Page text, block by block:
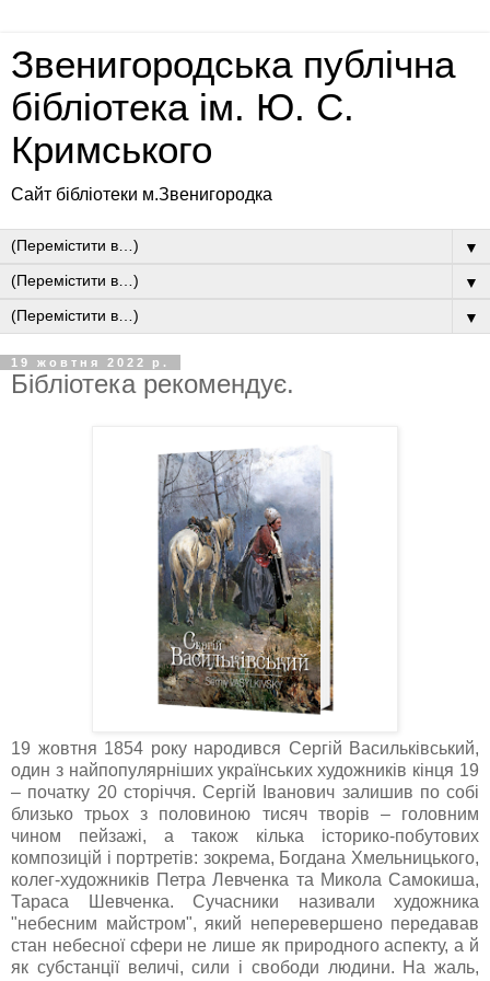
Звенигородська публічна
бібліотека ім. Ю. С.
Кримського
Сайт бібліотеки м.Звенигородка
▼
▼
▼
19 жовтня 2022 р.
Бібліотека рекомендує.
19 жовтня 1854 року народився Сергій Васильківський,
один з найпопулярніших українських художників кінця 19
– початку 20 сторіччя. Сергій Іванович залишив по собі
близько трьох з половиною тисяч творів – головним
чином пейзажі, а також кілька історико-побутових
композицій і портретів: зокрема, Богдана Хмельницького,
колег-художників Петра Левченка та Микола Самокиша,
Тараса Шевченка. Сучасники називали художника
"небесним майстром", який неперевершено передавав
стан небесної сфери не лише як природного аспекту, а й
як субстанції величі, сили і свободи людини. На жаль,